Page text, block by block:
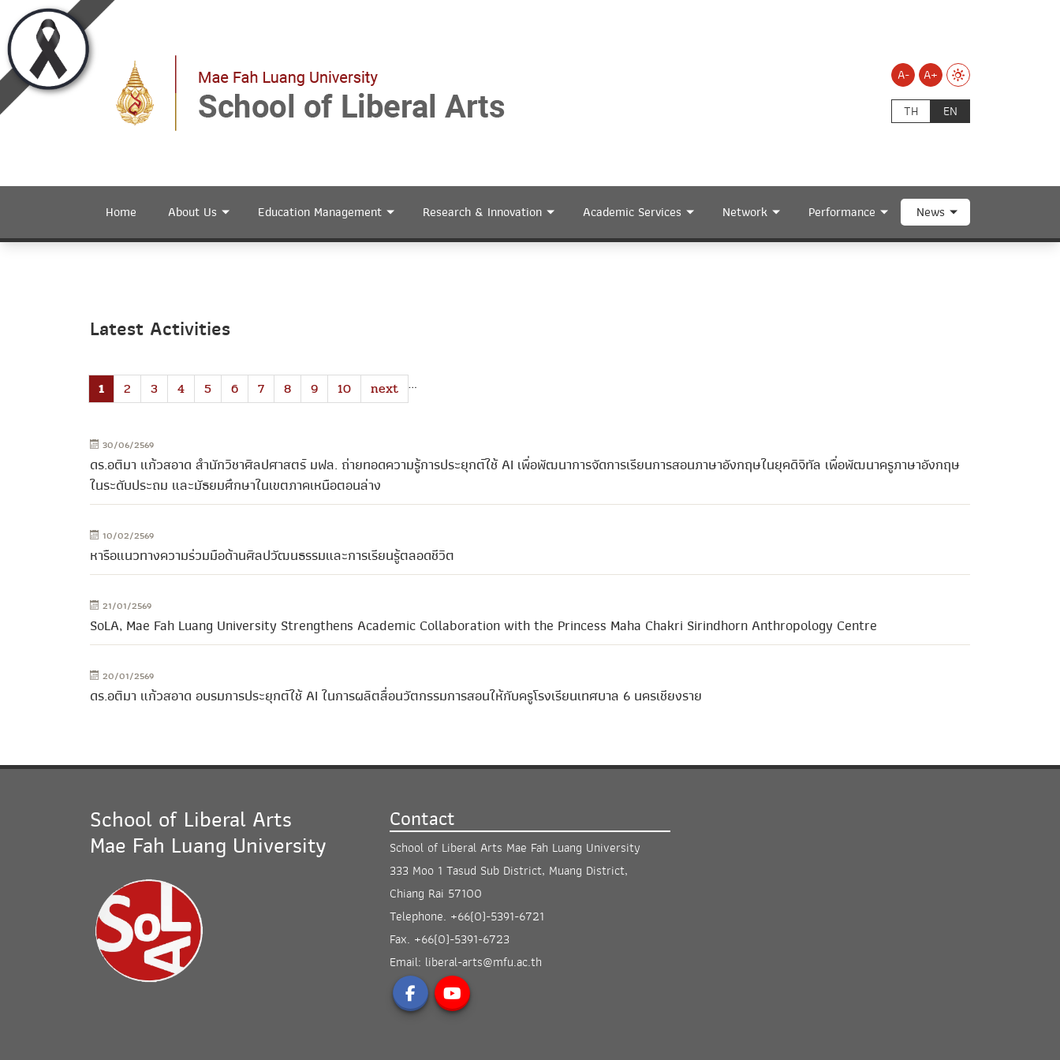
A-
A+
TH
EN
Home About Us Education Management Research & Innovation Academic Services Network Performance News
Latest Activities
1 2 3 4 5 6 7 8 9 10 …
next
30/06/2569
ดร.อติมา แก้วสอาด สำนักวิชาศิลปศาสตร์ มฟล. ถ่ายทอดความรู้การประยุกต์ใช้ AI เพื่อพัฒนาการจัดการเรียนการสอนภาษาอังกฤษในยุคดิจิทัล เพื่อพัฒนาครูภาษาอังกฤษ
ในระดับประถม และมัธยมศึกษาในเขตภาคเหนือตอนล่าง
10/02/2569
หารือแนวทางความร่วมมือด้านศิลปวัฒนธรรมและการเรียนรู้ตลอดชีวิต
21/01/2569
SoLA, Mae Fah Luang University Strengthens Academic Collaboration with the Princess Maha Chakri Sirindhorn Anthropology Centre
20/01/2569
ดร.อติมา แก้วสอาด อบรมการประยุกต์ใช้ AI ในการผลิตสื่อนวัตกรรมการสอนให้กับครูโรงเรียนเทศบาล 6 นครเชียงราย
School of Liberal Arts
Mae Fah Luang University
Contact
School of Liberal Arts Mae Fah Luang University
333 Moo 1 Tasud Sub District, Muang District,
Chiang Rai 57100
Telephone. +66(0)-5391-6721
Fax. +66(0)-5391-6723
Email: liberal-arts@mfu.ac.th